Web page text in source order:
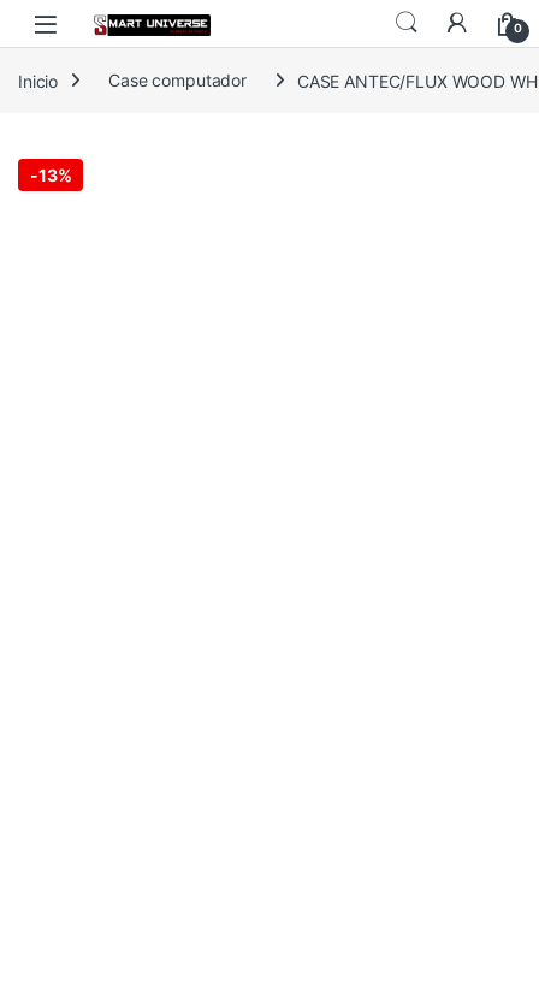
Skip to navigation
Skip to content
0
Inicio Case computador CASE ANTEC/FLUX WOOD
-13%